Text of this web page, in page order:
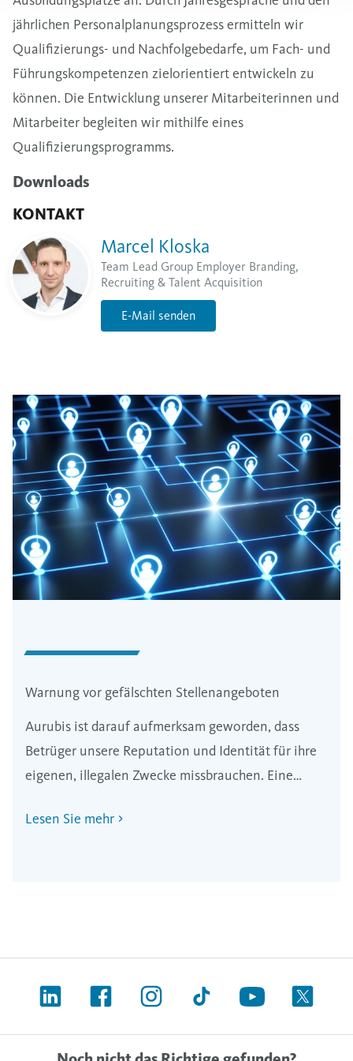
jährlichen Personalplanungsprozess ermitteln wir
Qualifizierungs- und Nachfolgebedarfe, um Fach- und
Führungskompetenzen zielorientiert entwickeln zu
können. Die Entwicklung unserer Mitarbeiterinnen und
Mitarbeiter begleiten wir mithilfe eines
Qualifizierungsprogramms.
Downloads
KONTAKT
Marcel Kloska
Team Lead Group Employer Branding,
Recruiting & Talent Acquisition
E-Mail senden
Warnung vor gefälschten Stellenangeboten
Aurubis ist darauf aufmerksam geworden, dass
Betrüger unsere Reputation und Identität für ihre
eigenen, illegalen Zwecke missbrauchen. Eine
die Veröffentlichung von gefälschten
Lesen Sie mehr